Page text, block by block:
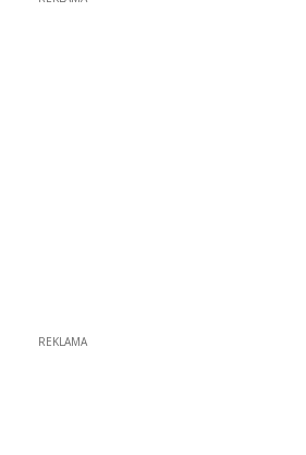
REKLAMA